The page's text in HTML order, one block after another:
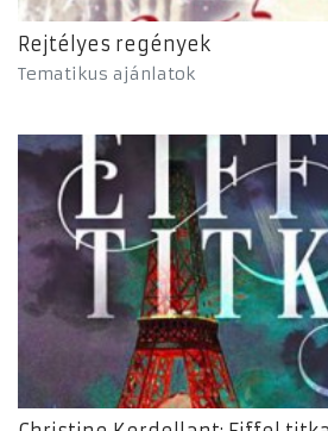
Rejtélyes regények
Tematikus ajánlatok